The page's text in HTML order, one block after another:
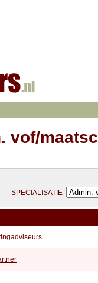
vof/
SPECIALISATIE